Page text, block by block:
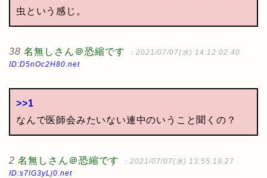
虫という感じ。
38 名無しさん＠恐縮です
：2021/07/07(水) 14:12:02.40
ID:D5nOc2H80.net
>>1
なんで医師会みたいない連中のいうこと聞くの？
2 名無しさん＠恐縮です
：2021/07/07(水) 13:55:19.27
ID:s7lG3yLj0.net